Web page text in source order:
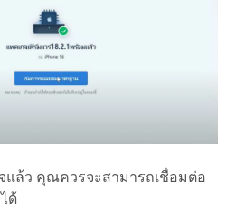
แล้ว คุณควรจะสามารถเชื่อมต่อ
ด้